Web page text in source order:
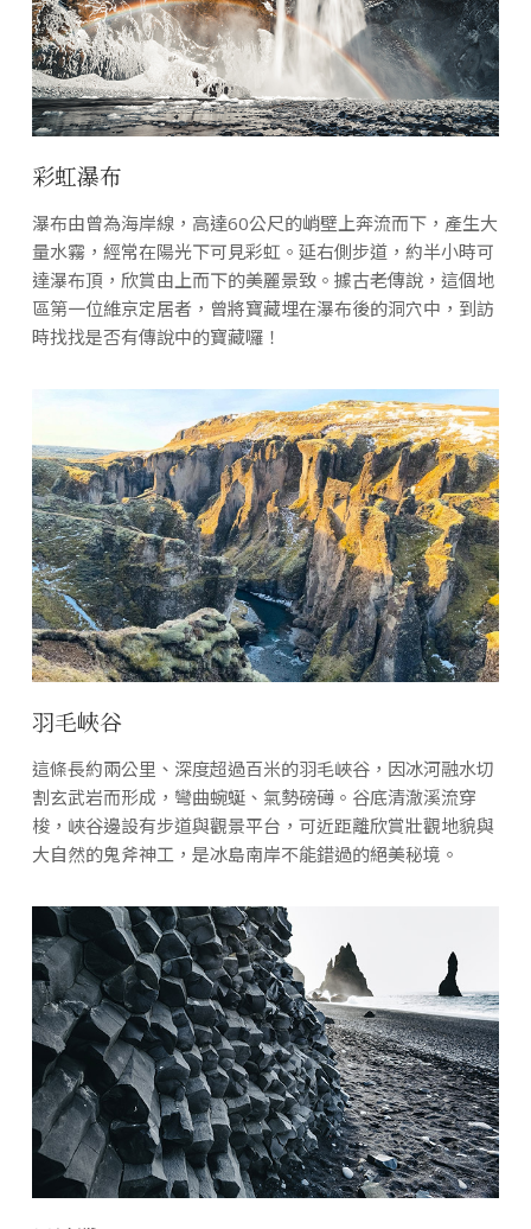
彩虹瀑布
瀑布由曾為海岸線，高達60公尺的峭壁上奔流而下，產生大
量水霧，經常在陽光下可見彩虹。延右側步道，約半小時可
達瀑布頂，欣賞由上而下的美麗景致。據古老傳說，這個地
區第一位維京定居者，曾將寶藏埋在瀑布後的洞穴中，到訪
時找找是否有傳說中的寶藏囉！
羽毛峽谷
這條長約兩公里、深度超過百米的羽毛峽谷，因冰河融水切
割玄武岩而形成，彎曲蜿蜒、氣勢磅礡。谷底清澈溪流穿
梭，峽谷邊設有步道與觀景平台，可近距離欣賞壯觀地貌與
大自然的鬼斧神工，是冰島南岸不能錯過的絕美秘境。